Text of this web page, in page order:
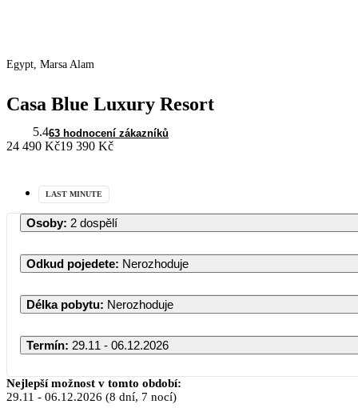
Egypt, Marsa Alam
Casa Blue Luxury Resort
5.463 hodnocení zákazníků
24 490 Kč19 390 Kč
LAST MINUTE
Osoby: 2 dospělí
Odkud pojedete: Nerozhoduje
Délka pobytu: Nerozhoduje
Termín: 29.11 - 06.12.2026
Nejlepší možnost v tomto období:
29.11 - 06.12.2026 (8 dní, 7 nocí)